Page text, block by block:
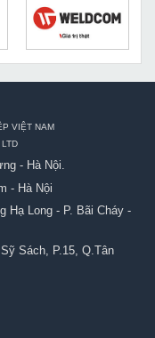
VIỆT NAM
- Hà Nội.
- Hà Nội
Hạ Long - P. Bãi Cháy -
Sách, P.15, Q.Tân